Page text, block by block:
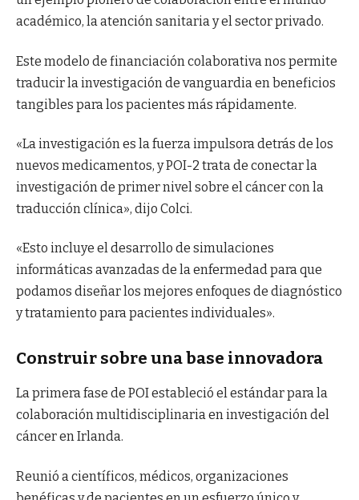
académico, la atención sanitaria y el sector privado.
Este modelo de financiación colaborativa nos permite
traducir la investigación de vanguardia en beneficios
tangibles para los pacientes más rápidamente.
«La investigación es la fuerza impulsora detrás de los
nuevos medicamentos, y POI-2 trata de conectar la
investigación de primer nivel sobre el cáncer con la
traducción clínica», dijo Colci.
«Esto incluye el desarrollo de simulaciones
informáticas avanzadas de la enfermedad para que
podamos diseñar los mejores enfoques de diagnóstico
y tratamiento para pacientes individuales».
Construir sobre una base innovadora
La primera fase de POI estableció el estándar para la
colaboración multidisciplinaria en investigación del
cáncer en Irlanda.
Reunió a científicos, médicos, organizaciones